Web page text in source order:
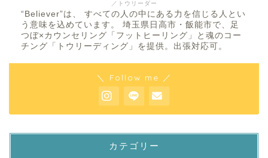
／トウリーダー
“Believer”は、 すべての人の中にある力を信じる人とい
う意味を込めています。 埼玉県日高市・飯能市で、足
つぼ×カウンセリング「フットヒーリング」と魂のコー
チング「トウリーディング」を提供。出張対応可。
＼ Follow me ／
カテゴリー